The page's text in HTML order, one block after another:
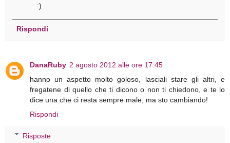
:)
Rispondi
DanaRuby 2 agosto 2012 alle ore 17:45
hanno un aspetto molto goloso, lasciali stare gli altri, e
fregatene di quello che ti dicono o non ti chiedono, e te lo
dice una che ci resta sempre male, ma sto cambiando!
Rispondi
Risposte